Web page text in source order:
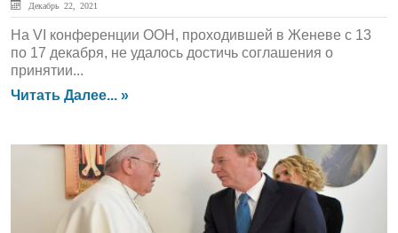
Декабрь 22, 2021
На VI конференции ООН, проходившей в Женеве с 13
по 17 декабря, не удалось достичь соглашения о
принятии...
Читать Далее... »
ЛЕНТА НОВОСТЕЙ